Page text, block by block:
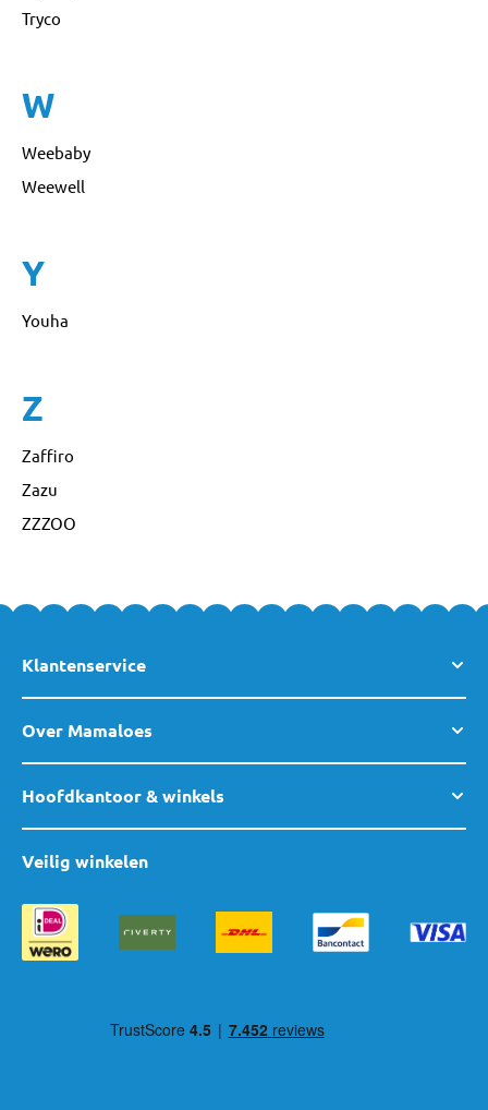
Tryco
W
Weebaby
Weewell
Y
Youha
Z
Zaffiro
Zazu
ZZZOO
Klantenservice
Over Mamaloes
Hoofdkantoor & winkels
Veilig winkelen